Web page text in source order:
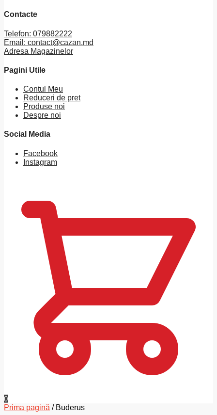
Contacte
Telefon: 079882222
Email: contact@cazan.md
Adresa Magazinelor
Pagini Utile
Contul Meu
Reduceri de pret
Produse noi
Despre noi
Social Media
Facebook
Instagram
0
Prima pagină / Buderus